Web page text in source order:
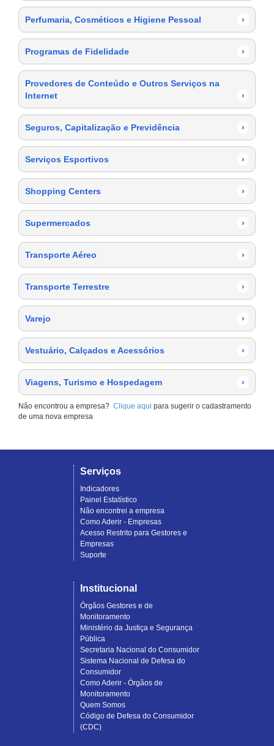
Perfumaria, Cosméticos e Higiene Pessoal ›
Programas de Fidelidade ›
Provedores de Conteúdo e Outros Serviços na
Internet
›
Seguros, Capitalização e Previdência ›
Serviços Esportivos ›
Shopping Centers ›
Supermercados ›
Transporte Aéreo ›
Transporte Terrestre ›
Varejo ›
Vestuário, Calçados e Acessórios ›
Viagens, Turismo e Hospedagem ›
Não encontrou a empresa? Clique aqui para sugerir o cadastramento
de uma nova empresa
Serviços
Indicadores
Painel Estatístico
Não encontrei a empresa
Como Aderir - Empresas
Acesso Restrito para Gestores e
Empresas
Suporte
Institucional
Órgãos Gestores e de
Monitoramento
Ministério da Justiça e Segurança
Pública
Secretaria Nacional do Consumidor
Sistema Nacional de Defesa do
Consumidor
Como Aderir - Órgãos de
Monitoramento
Quem Somos
Código de Defesa do Consumidor
(CDC)